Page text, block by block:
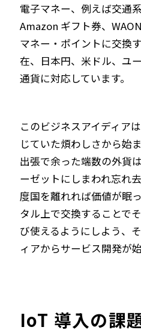
電子マネー、例えば交通
Amazon ギフト券、
マネー・ポイントに交換
在、日本円、米ドル、ユ
通貨に対応しています。
このビジネスアイディア
じていた煩わしさから始
出張で余った端数の外貨
ーゼットにしまわれ忘れ
度国を離れれば価値が眠
タル上で交換することで
び使えるようにしよう、
ィアからサービス開発が
IoT 導入の課